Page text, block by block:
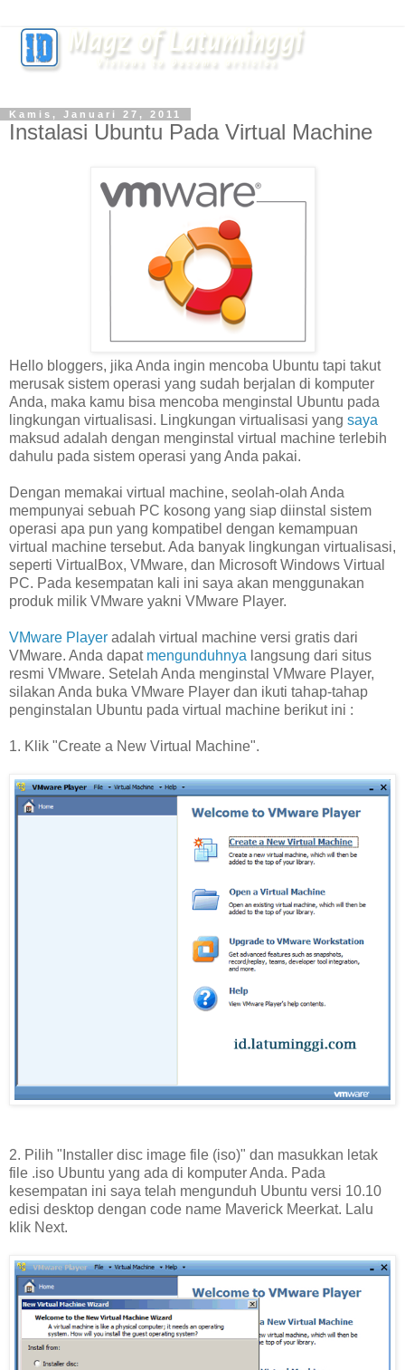
Kamis, Januari 27, 2011
Instalasi Ubuntu Pada Virtual Machine
Hello bloggers, jika Anda ingin mencoba Ubuntu tapi takut
merusak sistem operasi yang sudah berjalan di komputer
Anda, maka kamu bisa mencoba menginstal Ubuntu pada
lingkungan virtualisasi. Lingkungan virtualisasi yang saya
maksud adalah dengan menginstal virtual machine terlebih
dahulu pada sistem operasi yang Anda pakai.
Dengan memakai virtual machine, seolah-olah Anda
mempunyai sebuah PC kosong yang siap diinstal sistem
operasi apa pun yang kompatibel dengan kemampuan
virtual machine tersebut. Ada banyak lingkungan virtualisasi,
seperti VirtualBox, VMware, dan Microsoft Windows Virtual
PC. Pada kesempatan kali ini saya akan menggunakan
produk milik VMware yakni VMware Player.
VMware Player adalah virtual machine versi gratis dari
VMware. Anda dapat mengunduhnya langsung dari situs
resmi VMware. Setelah Anda menginstal VMware Player,
silakan Anda buka VMware Player dan ikuti tahap-tahap
penginstalan Ubuntu pada virtual machine berikut ini :
1. Klik "Create a New Virtual Machine".
2. Pilih "Installer disc image file (iso)" dan masukkan letak
file .iso Ubuntu yang ada di komputer Anda. Pada
kesempatan ini saya telah mengunduh Ubuntu versi 10.10
edisi desktop dengan code name Maverick Meerkat. Lalu
klik Next.